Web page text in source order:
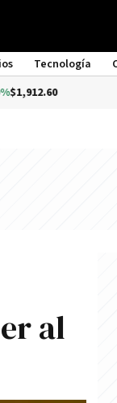
Tecnología
al